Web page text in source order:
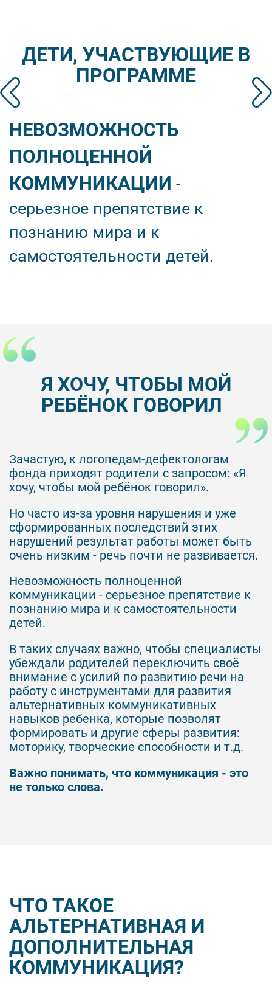
ДЕТИ, УЧАСТВУЮЩИЕ В
ПРОГРАММЕ
Prev
Next
НЕВОЗМОЖНОСТЬ
ПОЛНОЦЕННОЙ
КОММУНИКАЦИИ -
серьезное препятствие к
познанию мира и к
самостоятельности детей.
Я ХОЧУ, ЧТОБЫ МОЙ
РЕБЁНОК ГОВОРИЛ
Зачастую, к логопедам-дефектологам
фонда приходят родители с запросом: «Я
хочу, чтобы мой ребёнок говорил».
Но часто из-за уровня нарушения и уже
сформированных последствий этих
нарушений результат работы может быть
очень низким - речь почти не развивается.
Невозможность полноценной
коммуникации - серьезное препятствие к
познанию мира и к самостоятельности
детей.
В таких случаях важно, чтобы специалисты
убеждали родителей переключить своё
внимание с усилий по развитию речи на
работу с инструментами для развития
альтернативных коммуникативных
навыков ребенка, которые позволят
формировать и другие сферы развития:
моторику, творческие способности и т.д.
Важно понимать, что коммуникация - это
не только слова.
ЧТО ТАКОЕ
АЛЬТЕРНАТИВНАЯ И
ДОПОЛНИТЕЛЬНАЯ
КОММУНИКАЦИЯ?